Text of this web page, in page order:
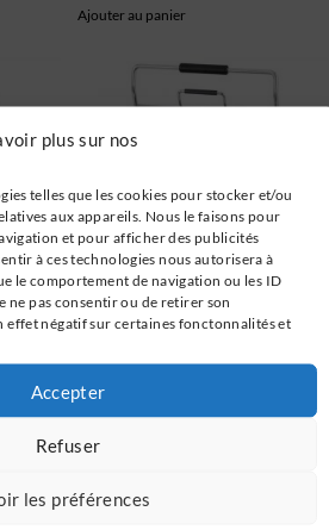
plus sur nos
telles que les cookies pour stocker et/ou
aux appareils. Nous le faisons pour
et pour afficher des publicités
à ces technologies nous autorisera à
le comportement de navigation ou les ID
ne pas consentir ou de retirer son
effet négatif sur certaines fonctonnalités et
Accepter
Refuser
les préférences
Ajouter au panier
Rainurée - Rainurée avec
minuteur Casselin
718.80